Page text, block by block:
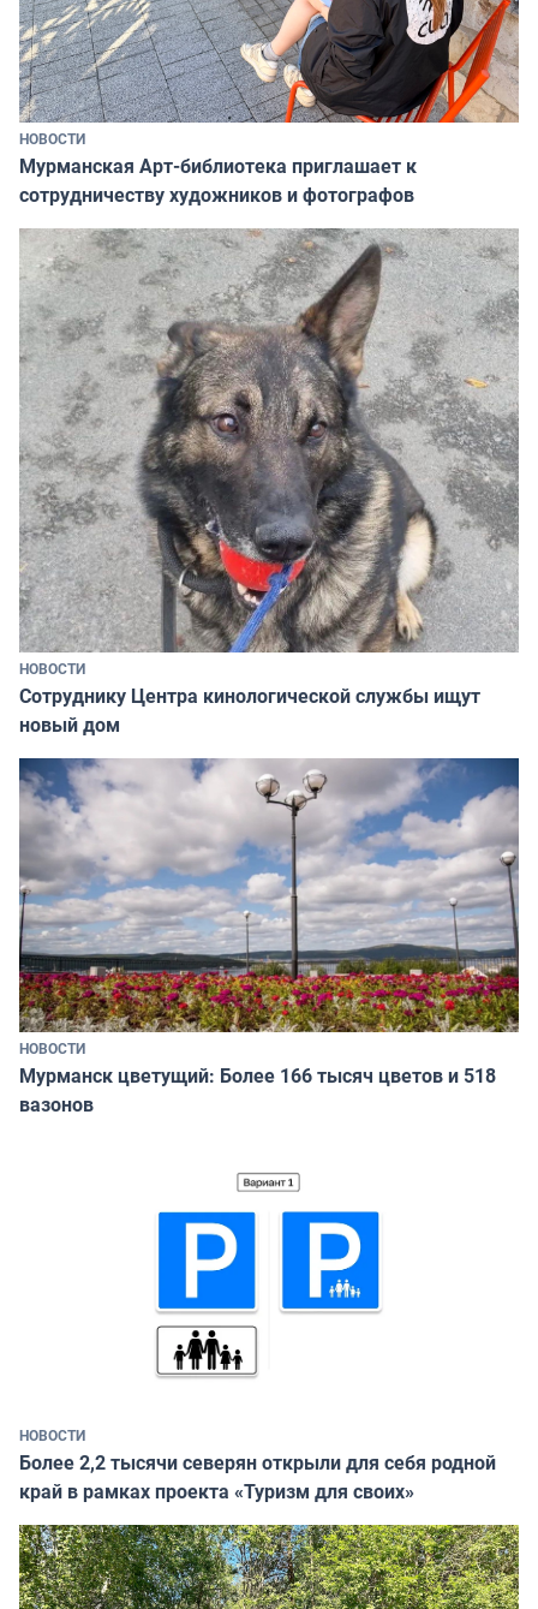
НОВОСТИ
Мурманская Арт-библиотека приглашает к
сотрудничеству художников и фотографов
НОВОСТИ
Сотруднику Центра кинологической службы ищут
новый дом
НОВОСТИ
Мурманск цветущий: Более 166 тысяч цветов и 518
вазонов
НОВОСТИ
Более 2,2 тысячи северян открыли для себя родной
край в рамках проекта «Туризм для своих»